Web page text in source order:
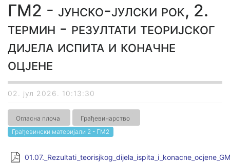
ГМ2 - јунско-јулски рок, 2.
термин - резултати теоријског
дијела испита и коначне
оцјене
02. јул 2026. 10:13:30
Огласна плоча
Грађевинарство
Грађевински материјали 2 - ГМ2